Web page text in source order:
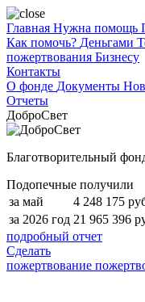
Главная Нужна помощь
Как помочь? Деньгами
пожертвования Бизнесу
Контакты
О фонде Документы
Отчеты
ДоброСвет
Благотворительный
Подопечные получили
за май
4 248 175
за 2026 год 21 965 396
подробный отчет
Сделать
пожертвование